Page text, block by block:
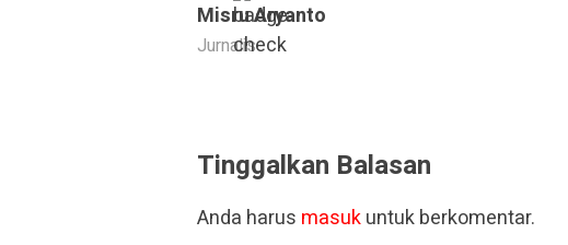
Misru Aryanto
Jurnalis
Tinggalkan Balasan
Anda harus masukuntuk berkomentar.